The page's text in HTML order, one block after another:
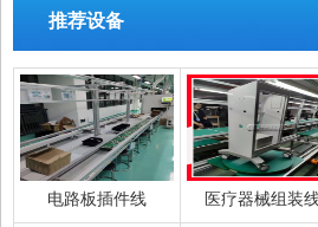
推荐设备
电路板插件线 医疗器械组装